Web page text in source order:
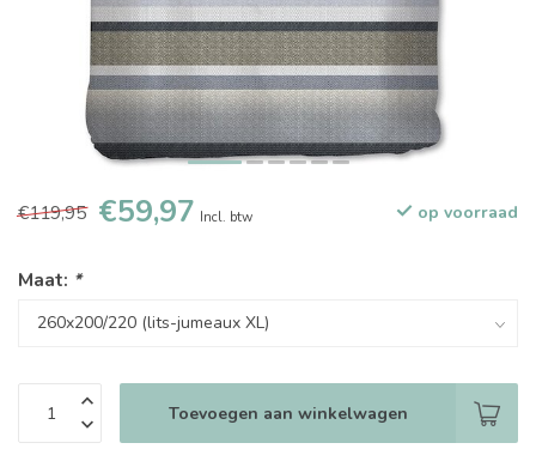
€119,95 €59,97 Incl. btw op voorraad
Maat: *
Toevoegen aan winkelwagen